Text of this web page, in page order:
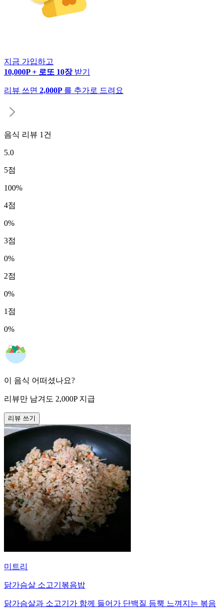
지금 가입하고
10,000P + 로또 10장 받기
리뷰 쓰면 2,000P 를 추가로 드려요
음식 리뷰 1 건
5.0
5점
100%
4점
0%
3점
0%
2점
0%
1 점
0%
이 음식 어떠셨나요?
리뷰만 남겨도 2,000P 지급
리뷰 쓰기
미트리
닭가슴살 소고기볶음밥
닭가슴살과 소고기가 함께 들어가 단백질 듬뿍 느껴지는 볶음